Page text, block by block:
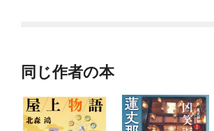
同じ作者の本